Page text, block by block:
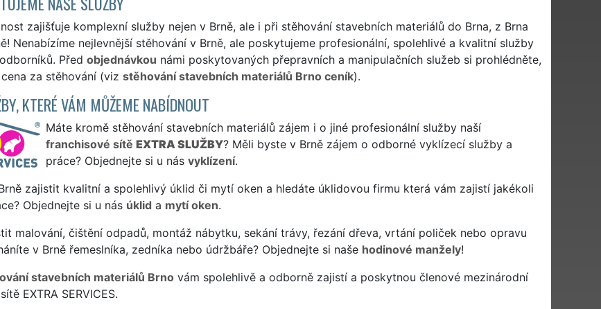
zajišťuje komplexní služby nejen v Brně, ale i při stěhování stavebních materiálů do Brna, z Brna
Nenabízíme nejlevnější stěhování v Brně, ale poskytujeme profesionální, spolehlivé a kvalitní služby
Před objednávkou námi poskytovaných přepravních a manipulačních služeb si prohlédněte,
za stěhování (viz stěhování stavebních materiálů Brno ceník).
KTERÉ VÁM MŮŽEME NABÍDNOUT
Máte kromě stěhování stavebních materiálů zájem i o jiné profesionální služby naší
franchisové sítě EXTRA SLUŽBY? Měli byste v Brně zájem o odborné vyklízecí služby a
práce? Objednejte si u nás vyklízení.
zajistit kvalitní a spolehlivý úklid či mytí oken a hledáte úklidovou firmu která vám zajistí jakékoli
Objednejte si u nás úklid a mytí oken.
malování, čištění odpadů, montáž nábytku, sekání trávy, řezání dřeva, vrtání poliček nebo opravu
v Brně řemeslníka, zedníka nebo údržbáře? Objednejte si naše hodinové manžely!
stavebních materiálů Brnovám spolehlivě a odborně zajistí a poskytnou členové mezinárodní
EXTRA SERVICES.